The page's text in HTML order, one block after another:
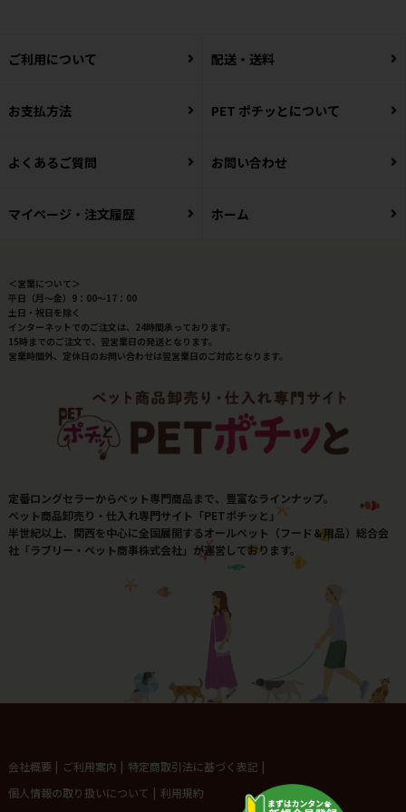
ご利用について 配送・送料
お支払方法 PET ポチッとについて
よくあるご質問 お問い合わせ
マイページ・注文履歴 ホーム
＜営業について＞
平日（月～金）9：00～17：00
土日・祝日を除く
インターネットでのご注文は、24時間承っております。
15時までのご注文で、翌営業日の発送となります。
営業時間外、定休日のお問い合わせは翌営業日のご対応となります。
定番ロングセラーからペット専門商品まで、豊富なラインナップ。
ペット商品卸売り・仕入れ専門サイト「PETポチッと」
半世紀以上、関西を中心に全国展開するオールペット（フード＆用品）総合会
社「ラブリー・ペット商事株式会社」が運営しております。
会社概要 | ご利用案内 | 特定商取引法に基づく表記 |
個人情報の取り扱いについて | 利用規約